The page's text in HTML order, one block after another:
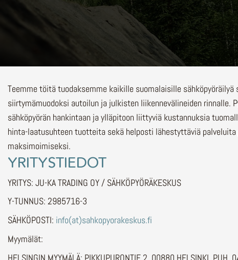
Teemme töitä tuodaksemme kaikille suomalaisille
siirtymämuodoksi autoilun ja julkisten liikennevälineiden rinnalle.
sähköpyörän hankintaan ja ylläpitoon liittyviä kustannuksia
hinta-laatusuhteen tuotteita sekä helposti lähestyttäviä palveluita
maksimoimiseksi.
YRITYSTIEDOT
YRITYS: JU-KA TRADING OY / SÄHKÖPYÖRÄKESKUS
Y-TUNNUS: 2985716-3
SÄHKÖPOSTI: info(at)sahkopyorakeskus.fi
Myymälät: